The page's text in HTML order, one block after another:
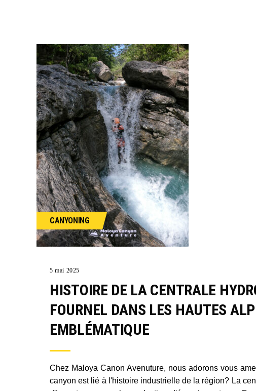
CANYONING
5 mai 2025
HISTOIRE DE LA CENTRALE
FOURNEL DANS LES HAUTES
EMBLÉMATIQUE
Chez Maloya Canon Avenuture, nous adorons vous
canyon est lié à l'histoire industrielle de la région? La